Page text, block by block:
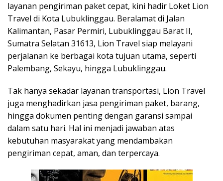
layanan pengiriman paket cepat, kini hadir Loket Lion
Travel di Kota Lubuklinggau. Beralamat di Jalan
Kalimantan, Pasar Permiri, Lubuklinggau Barat II,
Sumatra Selatan 31613, Lion Travel siap melayani
perjalanan ke berbagai kota tujuan utama, seperti
Palembang, Sekayu, hingga Lubuklinggau.
Tak hanya sekadar layanan transportasi, Lion Travel
juga menghadirkan jasa pengiriman paket, barang,
hingga dokumen penting dengan garansi sampai
dalam satu hari. Hal ini menjadi jawaban atas
kebutuhan masyarakat yang mendambakan
pengiriman cepat, aman, dan terpercaya.